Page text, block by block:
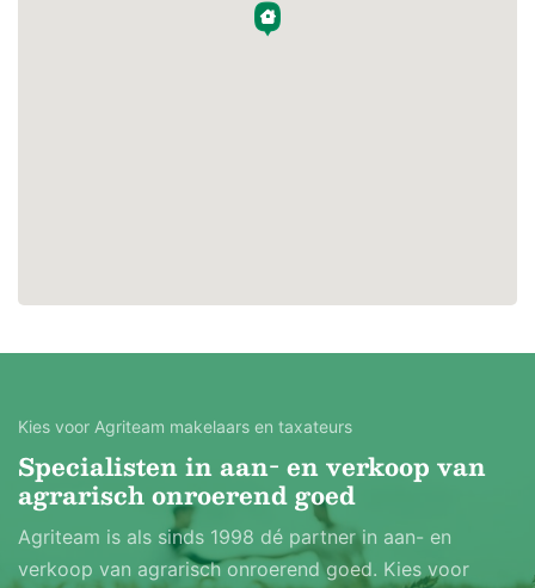
Kies voor Agriteam makelaars en taxateurs
Specialisten in aan- en verkoop van
agrarisch onroerend goed
Agriteam is als sinds 1998 dé partner in aan- en
verkoop van agrarisch onroerend goed. Kies voor